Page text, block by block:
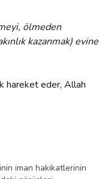
ölmeden
kazanmak) evine
hareket eder, Allah
iman hakikatlerinin